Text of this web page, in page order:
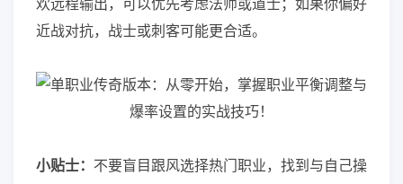
欢远程输出，可以优先考虑法师或道士；如果你偏好
近战对抗，战士或刺客可能更合适。
小贴士： 不要盲目跟风选择热门职业，找到与自己操